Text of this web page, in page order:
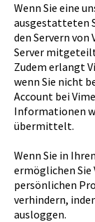
Wenn Sie eine
ausgestatteten
den Servern
Server
Zudem erlangt
wenn Sie nicht
Account bei
Informationen
übermittelt.
Wenn Sie in
ermöglichen
persönlichen
verhindern,
ausloggen.